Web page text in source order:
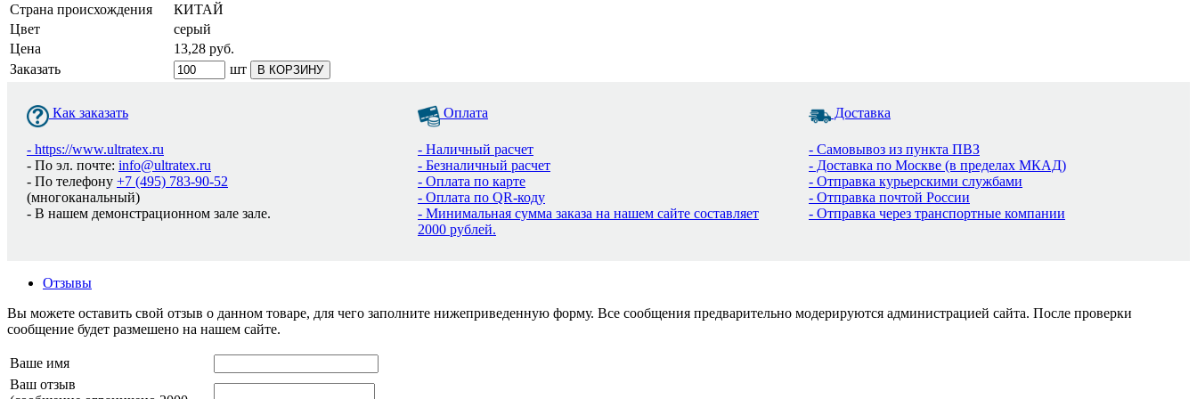
Страна происхождения
КИТАЙ
Цвет
серый
Цена
13,28 руб.
Заказать
шт В КОРЗИНУ
Как заказать
- https://www.ultratex.ru
- По эл. почте: info@ultratex.ru
- По телефону +7 (495) 783-90-52
(многоканальный)
- В нашем демонстрационном зале зале.
Оплата
- Наличный расчет
- Безналичный расчет
- Оплата по карте
- Оплата по QR-коду
- Минимальная сумма заказа на нашем сайте составляет
2000 рублей.
Доставка
- Самовывоз из пункта ПВЗ
- Доставка по Москве (в пределах МКАД)
- Отправка курьерскими службами
- Отправка почтой России
- Отправка через транспортные компании
Отзывы
Вы можете оставить свой отзыв о данном товаре, для чего заполните нижеприведенную форму. Все сообщения предварительно модерируются администрацией сайта. После проверки
сообщение будет размешено на нашем сайте.
Ваше имя
Ваш отзыв